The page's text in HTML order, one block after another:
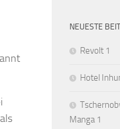
NEUESTE
Revolt 1
Hotel
Manga 1